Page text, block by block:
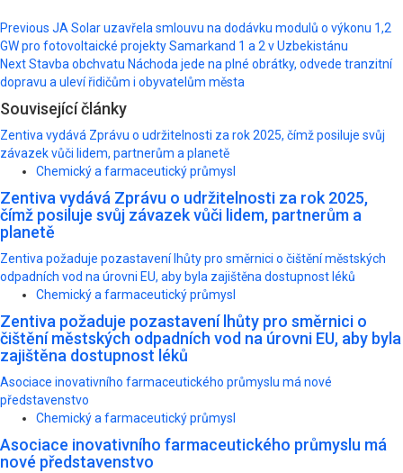
Post
navigation
Previous JA Solar uzavřela smlouvu na dodávku modulů o výkonu 1,2
GW pro fotovoltaické projekty Samarkand 1 a 2 v Uzbekistánu
NextStavba obchvatu Náchoda jede na plné obrátky, odvede tranzitní
dopravu a uleví řidičům i obyvatelům města
Související články
Zentiva vydává Zprávu o udržitelnosti za rok 2025, čímž posiluje svůj
závazek vůči lidem, partnerům a planetě
Chemický a farmaceutický průmysl
Zentiva vydává Zprávu o udržitelnosti za rok 2025,
čímž posiluje svůj závazek vůči lidem, partnerům a
planetě
Zentiva požaduje pozastavení lhůty pro směrnici o čištění městských
odpadních vod na úrovni EU, aby byla zajištěna dostupnost léků
Chemický a farmaceutický průmysl
Zentiva požaduje pozastavení lhůty pro směrnici o
čištění městských odpadních vod na úrovni EU, aby byla
zajištěna dostupnost léků
Asociace inovativního farmaceutického průmyslu má nové
představenstvo
Chemický a farmaceutický průmysl
Asociace inovativního farmaceutického průmyslu má
nové představenstvo